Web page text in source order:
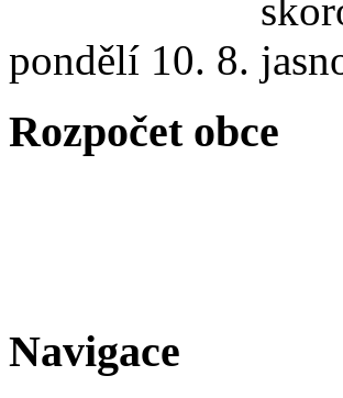
pondělí 10. 8.
Rozpočet obce
Navigace